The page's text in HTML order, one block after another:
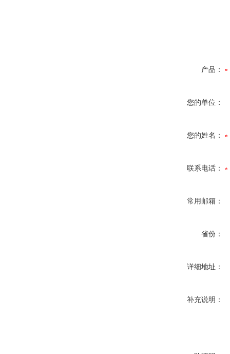
产品：
您的单位：
您的姓名：
联系电话：
常用邮箱：
省份：
详细地址：
补充说明：